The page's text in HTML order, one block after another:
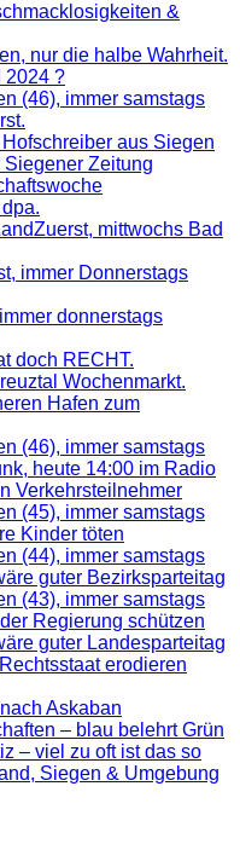
&
nur die halbe Wahrheit.
2024 ?
(46), immer samstags
aus Siegen
Zeitung
mittwochs Bad
immer Donnerstags
donnerstags
doch RECHT.
Wochenmarkt.
Hafen zum
(46), immer samstags
heute 14:00 im Radio
Verkehrsteilnehmer
(45), immer samstags
Kinder töten
(44), immer samstags
guter Bezirksparteitag
(43), immer samstags
Regierung schützen
guter Landesparteitag
erodieren
Askaban
– blau belehrt Grün
– viel zu oft ist das so
Siegen & Umgebung